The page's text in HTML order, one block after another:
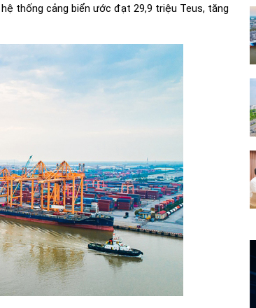
thống cảng biển ước đạt 29,9 triệu Teus, tăng